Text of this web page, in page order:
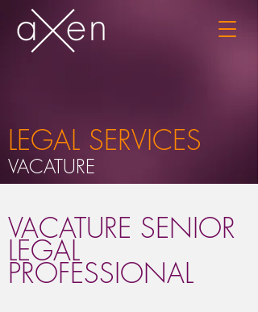
LEGAL SERVICES
VACATURE
VACATURE SENIOR
LEGAL
PROFESSIONAL